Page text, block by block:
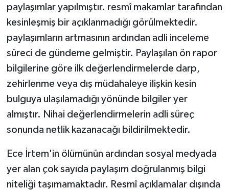
paylaşımlar yapılmıştır. resmî makamlar tarafından
kesinleşmiş bir açıklanmadığı görülmektedir.
paylaşımların artmasının ardından adli inceleme
süreci de gündeme gelmiştir. Paylaşılan ön rapor
bilgilerine göre ilk değerlendirmelerde darp,
zehirlenme veya dış müdahaleye ilişkin kesin
bulguya ulaşılamadığı yönünde bilgiler yer
almıştır. Nihai değerlendirmelerin adli süreç
sonunda netlik kazanacağı bildirilmektedir.
Ece İrtem'in ölümünün ardından sosyal medyada
yer alan çok sayıda paylaşım doğrulanmış bilgi
niteliği taşımamaktadır. Resmî açıklamalar dışında